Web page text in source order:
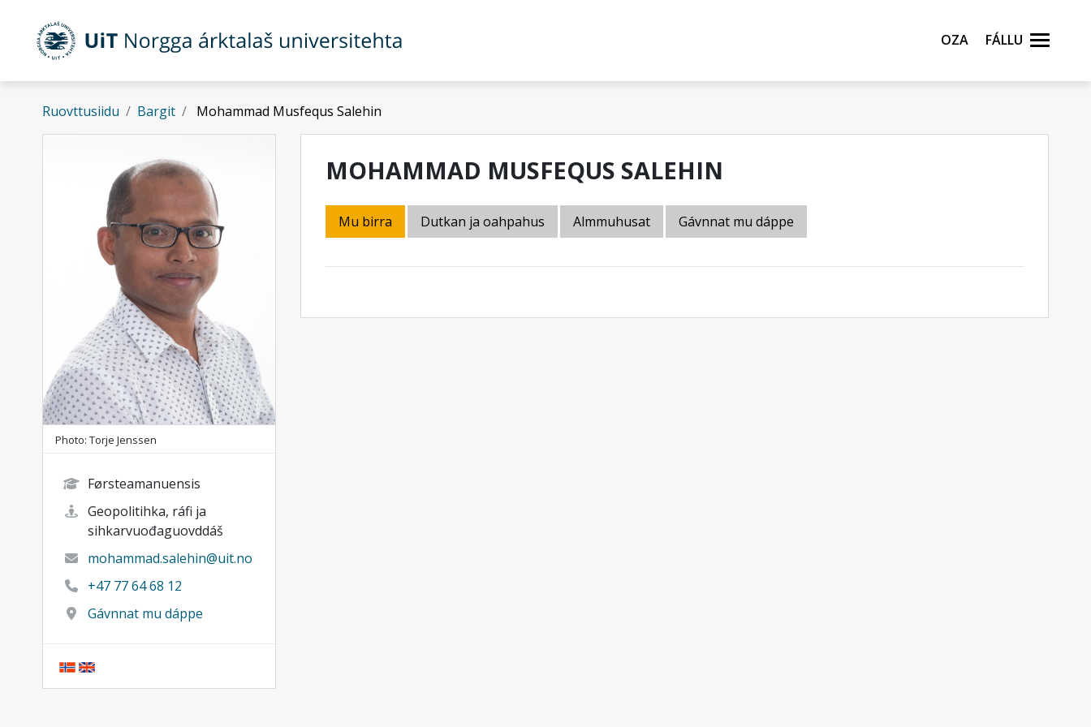
Gå til hovedinnhold
Oza
Fállu
Ruovttusiidu Bargit Mohammad Musfequs Salehin
Photo: Torje Jenssen
Førsteamanuensis
Geopolitihka, ráfi ja
sihkarvuođaguovddáš
mohammad.salehin@uit.no
+47 77 64 68 12
Gávnnat mu dáppe
MOHAMMAD MUSFEQUS SALEHIN
Mu birra Dutkan ja oahpahus Almmuhusat Gávnnat mu dáppe